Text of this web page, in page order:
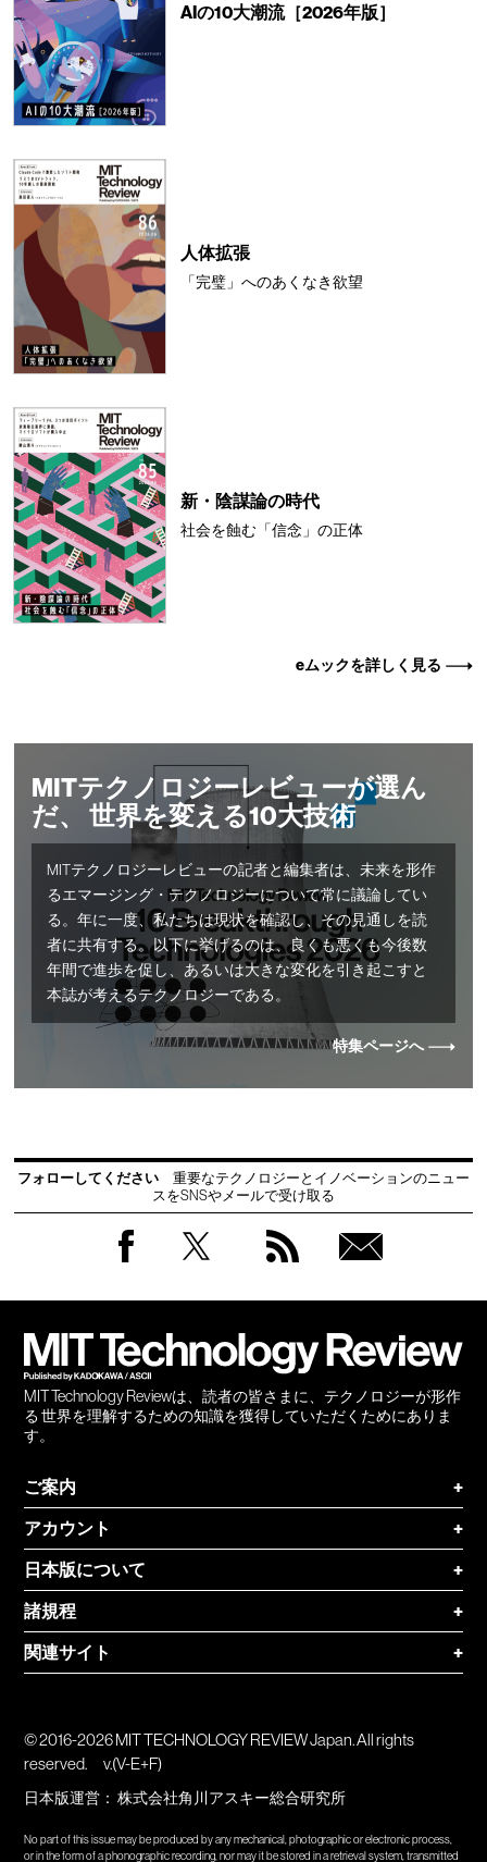
AIの10大潮流［2026年版］
人体拡張
「完璧」へのあくなき欲望
新・陰謀論の時代
社会を蝕む「信念」の正体
eムックを詳しく見る
MITテクノロジーレビューが選ん
だ、 世界を変える10大技術
MITテクノロジーレビューの記者と編集者は、未来を形作
るエマージング・テクノロジーについて常に議論してい
る。年に一度、私たちは現状を確認し、その見通しを読
者に共有する。以下に挙げるのは、良くも悪くも今後数
年間で進歩を促し、あるいは大きな変化を引き起こすと
本誌が考えるテクノロジーである。
特集ページへ
フォローしてください
重要なテクノロジーとイノベーションのニュー
スをSNSやメールで受け取る
MIT Technology Reviewは、読者の皆さまに、テクノロジーが形作
る 世界を理解するための知識を獲得していただくためにありま
す。
ご案内
+
アカウント
+
日本版について
+
諸規程
+
関連サイト
+
© 2016-2026 MIT TECHNOLOGY REVIEW Japan. All rights
reserved.
v.(V-E+F)
日本版運営：株式会社角川アスキー総合研究所
No part of this issue may be produced by any mechanical, photographic or electronic process,
or in the form of a phonographic recording, nor may it be stored in a retrieval system, transmitted